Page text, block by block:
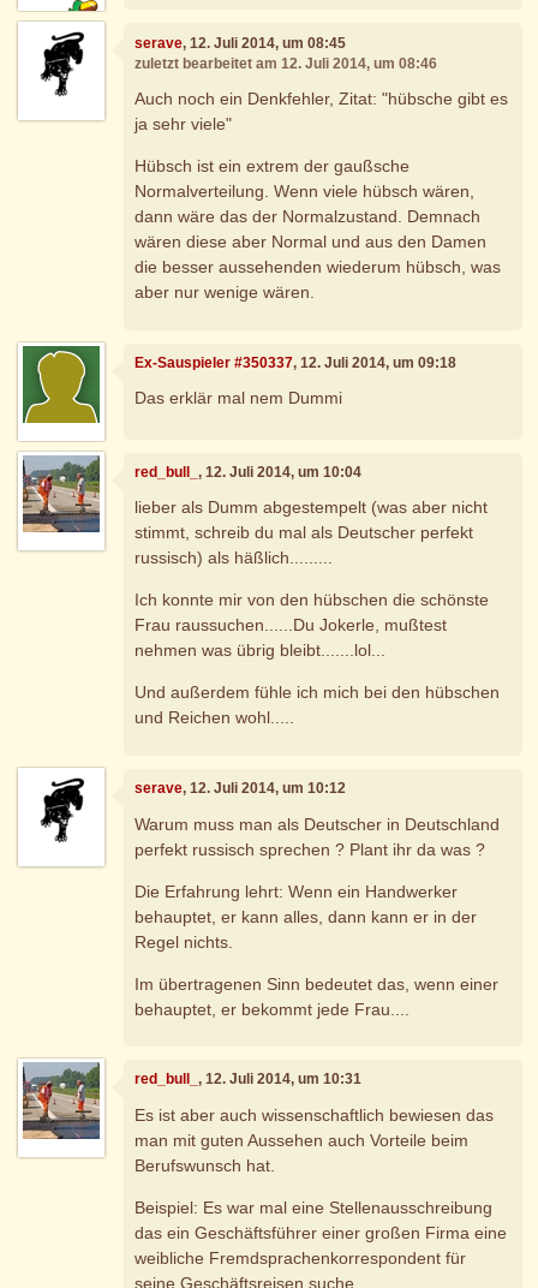
serave, 12. Juli 2014, um 08:45
zuletzt bearbeitet am 12. Juli 2014, um 08:46
Auch noch ein Denkfehler, Zitat: "hübsche gibt es
ja sehr viele"
Hübsch ist ein extrem der gaußsche
Normalverteilung. Wenn viele hübsch wären,
dann wäre das der Normalzustand. Demnach
wären diese aber Normal und aus den Damen
die besser aussehenden wiederum hübsch, was
aber nur wenige wären.
Ex-Sauspieler #350337, 12. Juli 2014, um 09:18
Das erklär mal nem Dummi
red_bull_, 12. Juli 2014, um 10:04
lieber als Dumm abgestempelt (was aber nicht
stimmt, schreib du mal als Deutscher perfekt
russisch) als häßlich.........
Ich konnte mir von den hübschen die schönste
Frau raussuchen......Du Jokerle, mußtest
nehmen was übrig bleibt.......lol...
Und außerdem fühle ich mich bei den hübschen
und Reichen wohl.....
serave, 12. Juli 2014, um 10:12
Warum muss man als Deutscher in Deutschland
perfekt russisch sprechen ? Plant ihr da was ?
Die Erfahrung lehrt: Wenn ein Handwerker
behauptet, er kann alles, dann kann er in der
Regel nichts.
Im übertragenen Sinn bedeutet das, wenn einer
behauptet, er bekommt jede Frau....
red_bull_, 12. Juli 2014, um 10:31
Es ist aber auch wissenschaftlich bewiesen das
man mit guten Aussehen auch Vorteile beim
Berufswunsch hat.
Beispiel: Es war mal eine Stellenausschreibung
das ein Geschäftsführer einer großen Firma eine
weibliche Fremdsprachenkorrespondent für
seine Geschäftsreisen suche.